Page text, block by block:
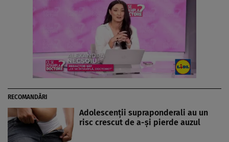
RECOMANDĂRI
Adolescenţii supraponderali au un
risc crescut de a-şi pierde auzul